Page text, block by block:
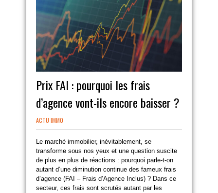
Prix FAI : pourquoi les frais
d’agence vont-ils encore baisser ?
ACTU IMMO
Le marché immobilier, inévitablement, se
transforme sous nos yeux et une question suscite
de plus en plus de réactions : pourquoi parle-t-on
autant d’une diminution continue des fameux frais
d’agence (FAI – Frais d’Agence Inclus) ? Dans ce
secteur, ces frais sont scrutés autant par les